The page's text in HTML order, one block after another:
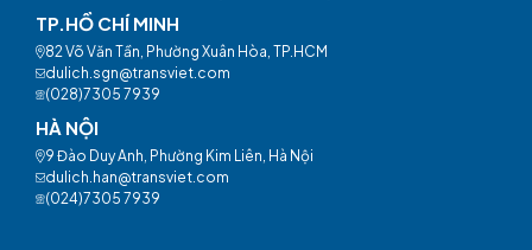
TP.HỒ CHÍ MINH
82 Võ Văn Tần, Phường Xuân Hòa, TP.HCM
dulich.sgn@transviet.com
(028)7305 7939
HÀ NỘI
9 Đào Duy Anh, Phường Kim Liên, Hà Nội
dulich.han@transviet.com
(024)7305 7939